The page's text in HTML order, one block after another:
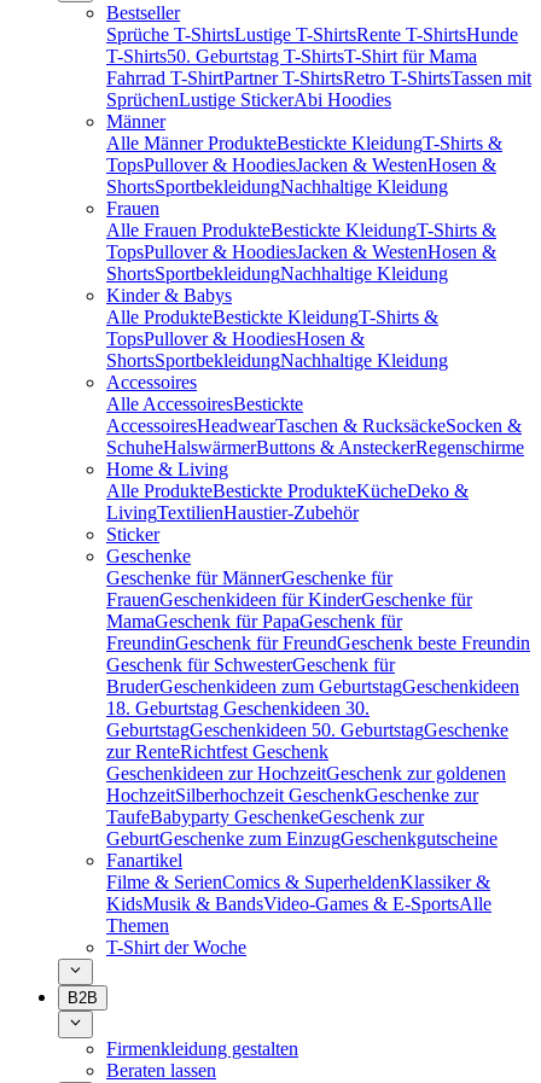
Bestseller
Sprüche T-ShirtsLustige T-ShirtsRente T-ShirtsHunde
T-Shirts50. Geburtstag T-ShirtsT-Shirt für Mama
Fahrrad T-ShirtPartner T-ShirtsRetro T-ShirtsTassen mit
SprüchenLustige StickerAbi Hoodies
Männer
Alle Männer ProdukteBestickte KleidungT-Shirts &
TopsPullover & HoodiesJacken & WestenHosen &
ShortsSportbekleidungNachhaltige Kleidung
Frauen
Alle Frauen ProdukteBestickte KleidungT-Shirts &
TopsPullover & HoodiesJacken & WestenHosen &
ShortsSportbekleidungNachhaltige Kleidung
Kinder & Babys
Alle ProdukteBestickte KleidungT-Shirts &
TopsPullover & HoodiesHosen &
ShortsSportbekleidungNachhaltige Kleidung
Accessoires
Alle AccessoiresBestickte
AccessoiresHeadwearTaschen & RucksäckeSocken &
SchuheHalswärmerButtons & AnsteckerRegenschirme
Home & Living
Alle ProdukteBestickte ProdukteKücheDeko &
LivingTextilienHaustier-Zubehör
Sticker
Geschenke
Geschenke für MännerGeschenke für
FrauenGeschenkideen für KinderGeschenke für
MamaGeschenk für PapaGeschenk für
FreundinGeschenk für FreundGeschenk beste Freundin
Geschenk für SchwesterGeschenk für
BruderGeschenkideen zum GeburtstagGeschenkideen
18. Geburtstag Geschenkideen 30.
GeburtstagGeschenkideen 50. GeburtstagGeschenke
zur RenteRichtfest Geschenk
Geschenkideen zur HochzeitGeschenk zur goldenen
HochzeitSilberhochzeit GeschenkGeschenke zur
TaufeBabyparty GeschenkeGeschenk zur
GeburtGeschenke zum EinzugGeschenkgutscheine
Fanartikel
Filme & SerienComics & SuperheldenKlassiker &
KidsMusik & BandsVideo-Games & E-SportsAlle
Themen
T-Shirt der Woche
B2B
Firmenkleidung gestalten
Beraten lassen